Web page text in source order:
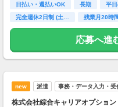
日払い・週払いOK 長期 平
完全週休2日制 (土…
残業月20時
高校卒業以上
応募へ進
new 派遣 事務・データ入力・受
株式会社綜合キャリアオプショ